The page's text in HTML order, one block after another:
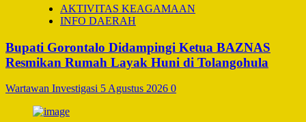
AKTIVITAS KEAGAMAAN
INFO DAERAH
Bupati Gorontalo Didampingi Ketua BAZNAS
Resmikan Rumah Layak Huni di Tolangohula
Wartawan Investigasi 5 Agustus 2026 0